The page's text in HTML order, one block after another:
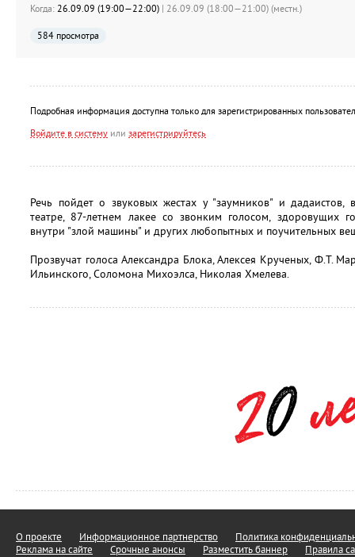
Когда: 26.09.09 (19:00—22:00) | 26.09.09 (18:00—21:00) (местн.)
584 просмотра
Подробная информация доступна только для зарегистрированных
Войдите в систему или зарегистрируйтесь
Речь пойдет о звуковых жестах у "заумников" и дадаистов,
театре, 87-летнем лакее со звонким голосом, здоровущих
внутри "злой машины" и других любопытных и поучительных
Прозвучат голоса Александра Блока, Алексея Крученых, Ф.Т.
Ильинского, Соломона Михоэлса, Николая Хмелева.
О проекте Информационное партнерство
Политика
Реклама на сайте
Срочные анонсы Разместить баннер Правила